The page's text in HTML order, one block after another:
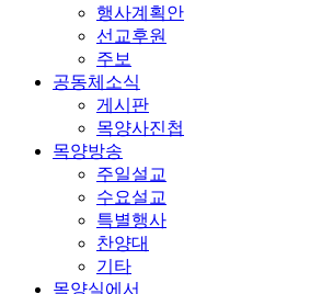
행사계획안
선교후원
주보
공동체소식
게시판
목양사진첩
목양방송
주일설교
수요설교
특별행사
찬양대
기타
목양실에서